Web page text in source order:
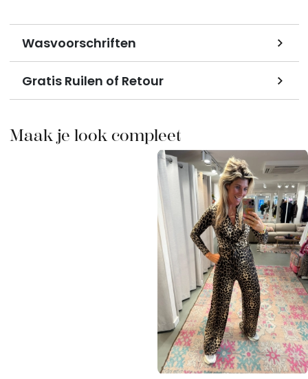
Wasvoorschriften
Gratis Ruilen of Retour
Maak je look compleet